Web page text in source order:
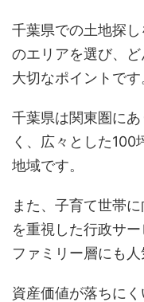
千葉県での土地探
のエリアを選び、
大切なポイントです
千葉県は関東圏に
く、広々とした100
地域です。
また、子育て世帯
を重視した行政サ
ファミリー層にも人
資産価値が落ちに